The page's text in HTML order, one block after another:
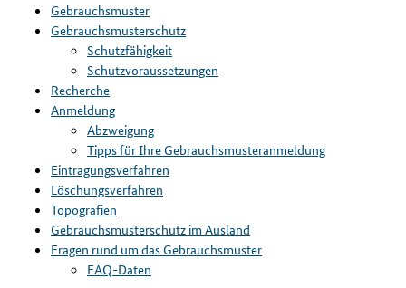
Gebrauchsmuster
Gebrauchsmusterschutz
Schutzfähigkeit
Schutzvoraussetzungen
Recherche
Anmeldung
Abzweigung
Tipps für Ihre Gebrauchsmusteranmeldung
Eintragungsverfahren
Löschungsverfahren
Topografien
Gebrauchsmusterschutz im Ausland
Fragen rund um das Gebrauchsmuster
FAQ-Daten